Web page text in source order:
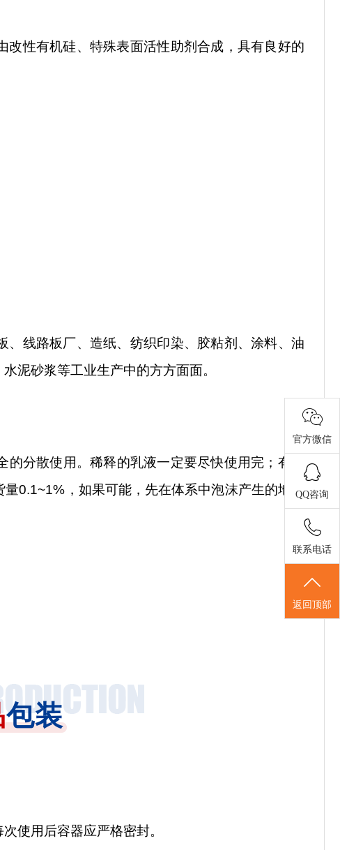
改性有机硅、特殊表面活性助剂合成，具有良好的
线路板厂、造纸、纺织印染、胶粘剂、涂料、油
泥砂浆等工业生产中的方方面面。
分散使用。稀释的乳液一定要尽快使用完；有些
0.1~1%，如果可能，先在体系中泡沫产生的地方
包装
使用后容器应严格密封。
官方微信
QQ咨询
联系电话
返回顶部